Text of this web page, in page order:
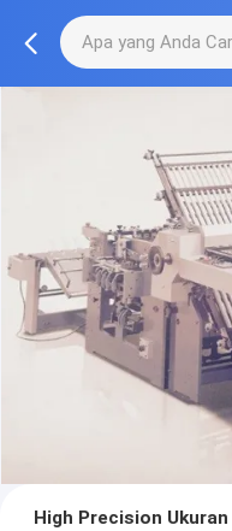
High Precision